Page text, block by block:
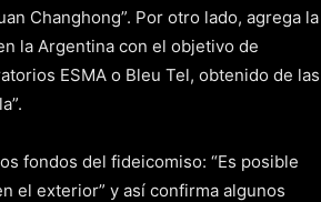
Changhong”. Por otro lado, agrega la
la Argentina con el objetivo de
ESMA o Bleu Tel, obtenido de las
fondos del fideicomiso: “Es posible
el exterior” y así confirma algunos